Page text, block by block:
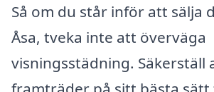
Så om du står inför att sälja
Åsa, tveka inte att överväga
visningsstädning. Säkerställ